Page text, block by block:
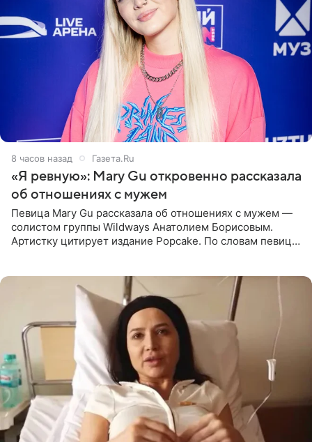
8 часов назад Газета.Ru
«Я ревную»: Mary Gu откровенно рассказала
об отношениях с мужем
Певица Mary Gu рассказала об отношениях с мужем —
солистом группы Wildways Анатолием Борисовым.
Артистку цитирует издание Popcake. По словам певицы,